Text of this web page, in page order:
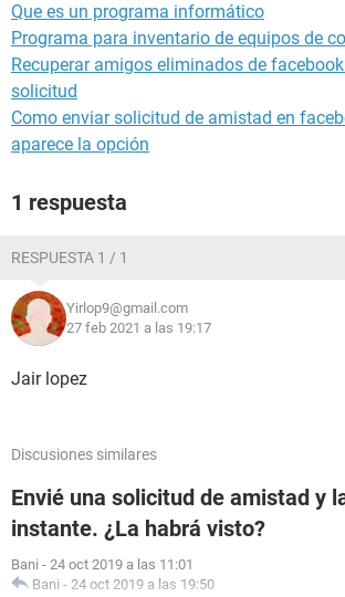
for h=2 to n
for i=2 to h-1
m=h-i
s=0
for j=1 to i:s=s+a(j,m):next j
a(i,h)=s
next i
for h=1 to n
s=0
s=s+a(i,h)
next h
partic=s
end function
Que es un programa informático
Programa para inventario de equipos de
Recuperar amigos eliminados de
solicitud
Como enviar solicitud de amistad en
aparece la opción
1 respuesta
RESPUESTA 1 / 1
Yirlop9@gmail.com
27 feb 2021 a las 19:17
Jair lopez
Discusiones similares
Envié una solicitud de amistad y
instante. ¿La habrá visto?
Bani - 24 oct 2019 a las 11:01
Bani - 24 oct 2019 a las 19:50